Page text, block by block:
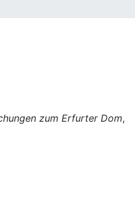
zum Erfurter Dom,